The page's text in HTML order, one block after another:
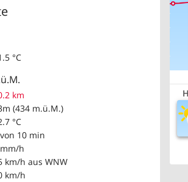
°C
km
(434 m.ü.M.)
°C
10 min
h
km/h aus WNW
km/h